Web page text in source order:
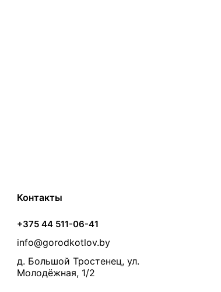
Контакты
+375 44 511-06-41
info@gorodkotlov.by
д. Большой Тростенец, ул.
Молодёжная, 1/2